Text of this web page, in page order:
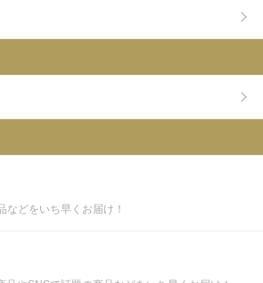
などをいち早くお届け！